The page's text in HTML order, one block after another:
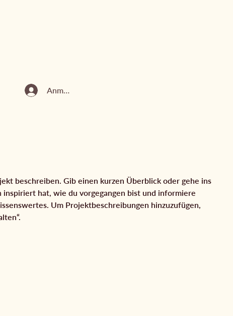
Anmelden
beschreiben. Gib einen kurzen Überblick oder gehe ins
inspiriert hat, wie du vorgegangen bist und informiere
Um Projektbeschreibungen hinzuzufügen,